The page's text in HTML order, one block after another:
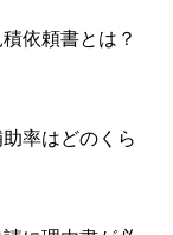
依頼書とは？
率はどのくら